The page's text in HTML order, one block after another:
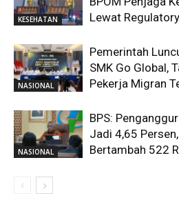
KESEHATAN
Lewat
NASIONAL
Pemerintah
SMK Go Global,
Pekerja Migran
NASIONAL
BPS:
Jadi 4,65
Bertambah 522